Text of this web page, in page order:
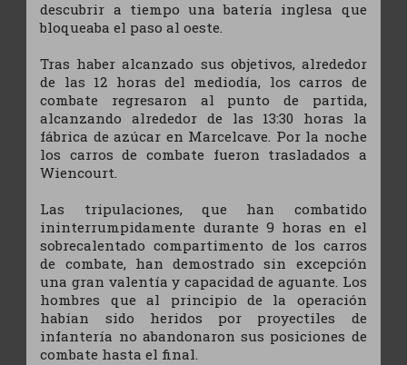
descubrir a tiempo una batería inglesa que
bloqueaba el paso al oeste.
Tras haber alcanzado sus objetivos, alrededor
de las 12 horas del mediodía, los carros de
combate regresaron al punto de partida,
alcanzando alrededor de las 13:30 horas la
fábrica de azúcar en Marcelcave. Por la noche
los carros de combate fueron trasladados a
Wiencourt.
Las tripulaciones, que han combatido
ininterrumpidamente durante 9 horas en el
sobrecalentado compartimento de los carros
de combate, han demostrado sin excepción
una gran valentía y capacidad de aguante. Los
hombres que al principio de la operación
habían sido heridos por proyectiles de
infantería no abandonaron sus posiciones de
combate hasta el final.